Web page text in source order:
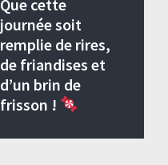
Que cette
journée soit
remplie de rires,
de friandises et
d’un brin de
frisson !